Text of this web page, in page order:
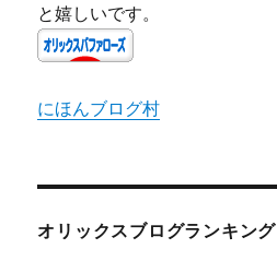
と嬉しいです。
にほんブログ村
オリックスブログランキング